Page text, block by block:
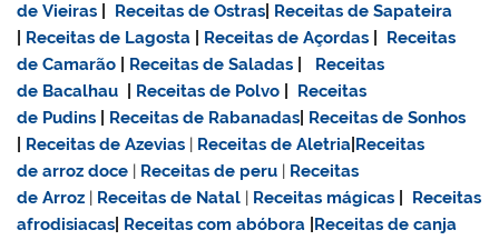
de Vieiras
Receitas de Ostras
Receitas de Sapateira
Receitas de Lagosta Receitas de Açordas
Receitas
de Camarão
Receitas de Saladas
Receitas
de Bacalhau
Receitas de Polvo
Receitas
de Pudins
Receitas de Rabanadas
Receitas de Sonhos
Receitas de Azevias Receitas de Aletria Receitas
dearroz doce Receitas de peru
Receitas
de Arroz
Receitas de Natal Receitas mágicas
Receitas
afrodisiacas
Receitas com abóbora
Receitas de canja